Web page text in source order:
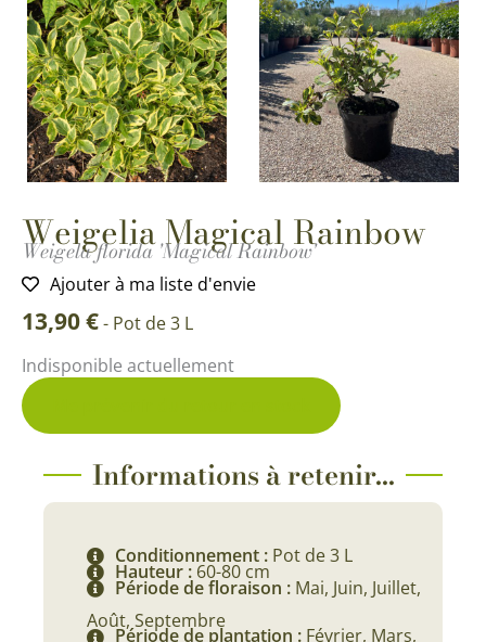
Weigelia Magical Rainbow
Weigela florida 'Magical Rainbow'
Ajouter à ma liste d'envie
13,90€- Pot de 3 L
Indisponible actuellement
Informations à retenir...
Conditionnement : Pot de 3 L
Hauteur : 60-80 cm
Période de floraison : Mai, Juin, Juillet,
Août, Septembre
Période de plantation : Février, Mars,